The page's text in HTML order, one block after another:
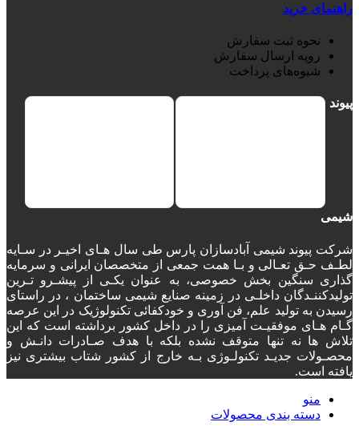
راهنمای خرید
نحوه ثبت سفارش
رویه ارسال سفارش
شیوه‌های پرداخت
پیوند
شیمی
شرکت پیوند شیمی آبادسازان پارس طی سال هـای اخیـر در سـایه
لطـف حـق تعـالی و بـا همت جمعی از متخصصان ایرانی و سرمایه
گذاری سنگین بخش خصوصی، به عنوان یکـی از پیشـرو تـرین
تولیدکننـدگان داخلـی در زمینه صنایع شیمی ساختمان ، در راستای
رسیدن به تولید علم، فن آوری و خودکفائی تکنولوژیک در این عرصه
گـام هـای موفقیـت آمیزی را در داخل کشور برداشته است که این
تلاش ها نه تنها متوقف نشده بلکه با هدف صـادرات دانـش و
محصـولات جدیـد تکنولـوژی بـه خارج از کشور شتاب بیشتری نیز
یافته است.
منو
دسته‌ بندی محصولات